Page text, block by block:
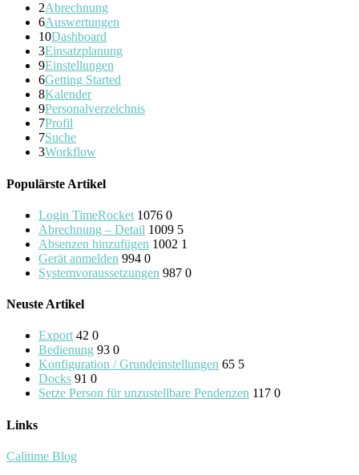
2Abrechnung
6Auswertungen
10Dashboard
3Einsatzplanung
9Einstellungen
6Getting Started
8Kalender
9Personalverzeichnis
7Profil
7Suche
3Workflow
Populärste Artikel
Login TimeRocket 1076 0
Abrechnung – Detail 1009 5
Absenzen hinzufügen 1002 1
Gerät anmelden 994 0
Systemvoraussetzungen 987 0
Neuste Artikel
Export 42 0
Bedienung 93 0
Konfiguration / Grundeinstellungen 65 5
Docks 91 0
Setze Person für unzustellbare Pendenzen 117 0
Links
Calitime Blog